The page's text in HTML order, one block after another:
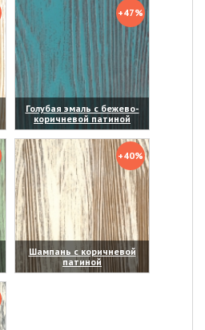
+47%
Голубая эмаль с бежево-
коричневой патиной
(увеличить)
+40%
Шампань с коричневой
патиной
(увеличить)